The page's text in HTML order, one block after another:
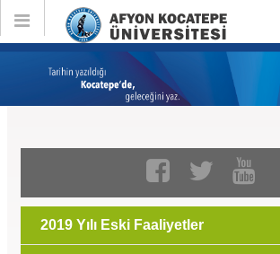
Toggle
Eski Faaliyetler :Ağustos 2023
2019 Yılı Eski Faaliyetler